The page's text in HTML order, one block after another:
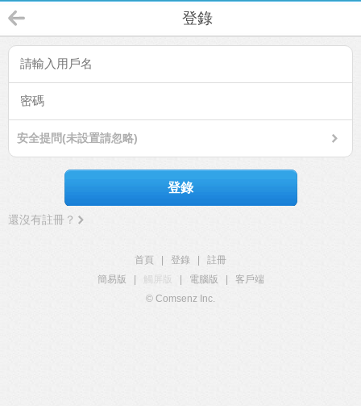
登錄
安全提問(未設置請忽略)
登錄
還沒有註冊？
首頁 登錄
註冊
簡易版
觸屏版 電腦版
客戶端
© Comsenz Inc.